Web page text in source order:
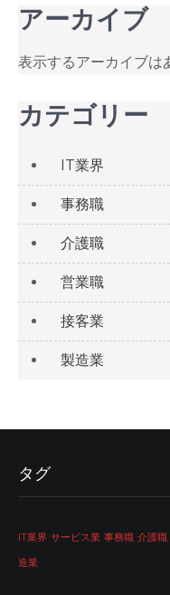
アーカイブ
表示するアーカイブは
カテゴリー
IT業界
事務職
介護職
営業職
接客業
製造業
タグ
IT業界 サービス業 事務職 介護職
造業